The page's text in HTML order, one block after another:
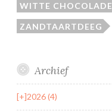
WITTE CHOCOLADE
ZANDTAARTDEEG
Archief
[+]2026 (4)